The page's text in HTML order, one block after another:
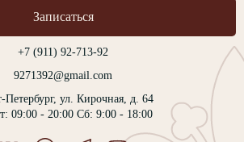
Записаться
+7 (911) 92-713-92
9271392@gmail.com
Петербург, ул. Кирочная, д. 64
09:00 - 20:00 Сб: 9:00 - 18:00